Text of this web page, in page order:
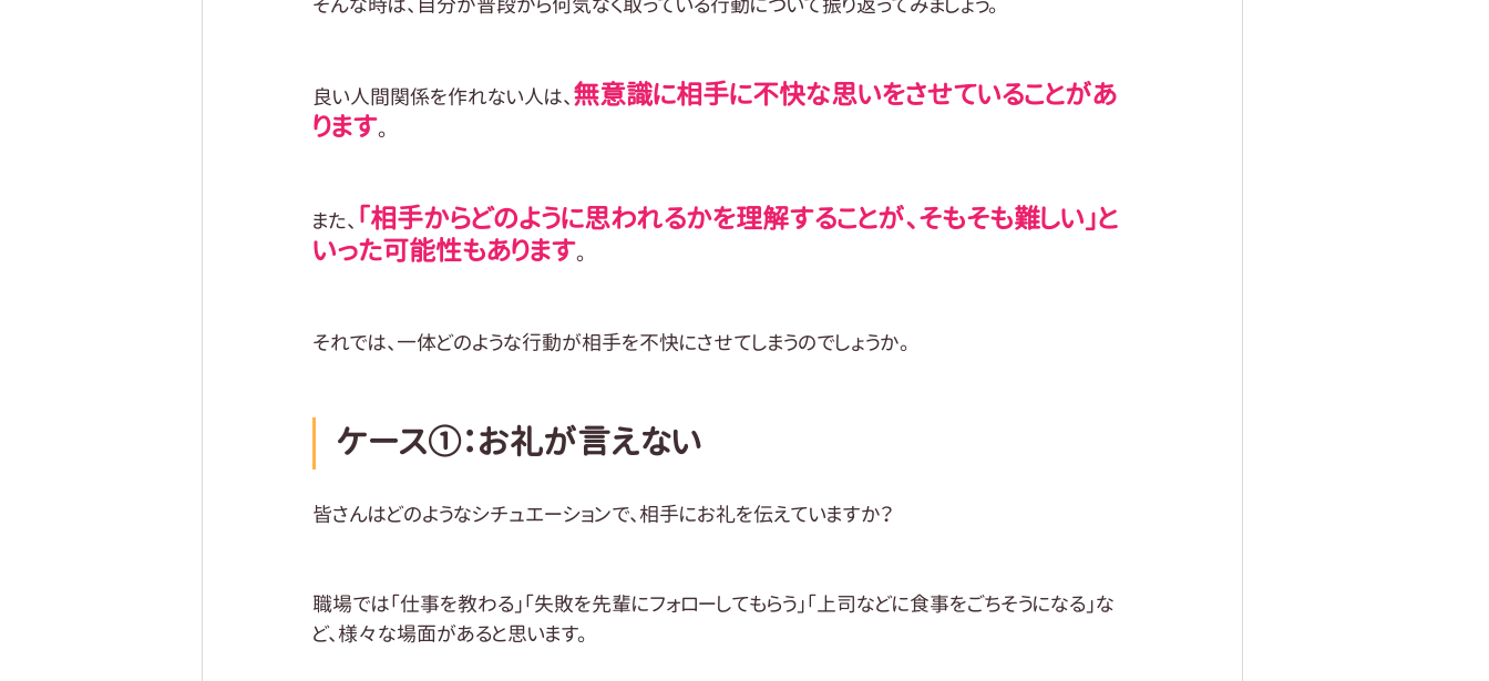
良い人間関係を作れない人は、無意識に相手に不快な思いをさせていることがあ
ります。
また、 「相手からどのように思われるかを理解することが、そもそも難しい」と
いった可能性もあります。
それでは、一体どのような行動が相手を不快にさせてしまうのでしょうか。
ケース①：お礼が言えない
皆さんはどのようなシチュエーションで、相手にお礼を伝えていますか？
職場では「仕事を教わる」「失敗を先輩にフォローしてもらう」「上司などに食事をごちそうになる」な
ど、様々な場面があると思います。